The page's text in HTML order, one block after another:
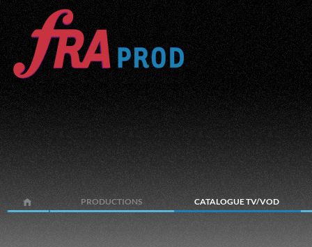
PRODUCTIONS CATALOGUE TV/VOD